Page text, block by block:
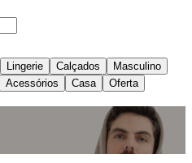
Lingerie Calçados
Masculino
Acessórios Casa Oferta